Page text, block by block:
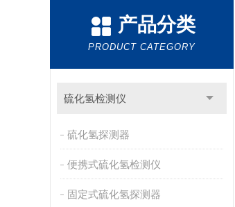
产品分类
PRODUCT CATEGORY
硫化氢检测仪
硫化氢探测器
便携式硫化氢检测仪
固定式硫化氢探测器